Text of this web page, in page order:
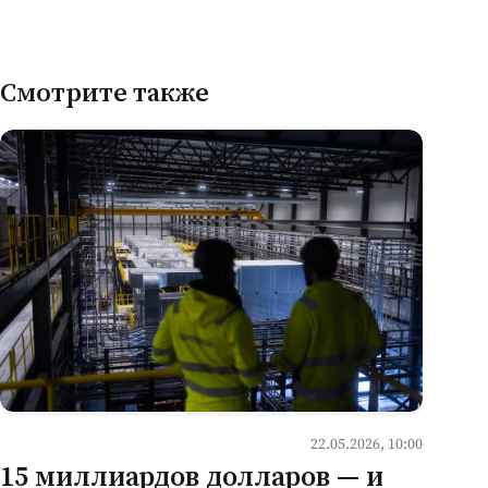
Смотрите также
22.05.2026, 10:00
15 миллиардов долларов — и